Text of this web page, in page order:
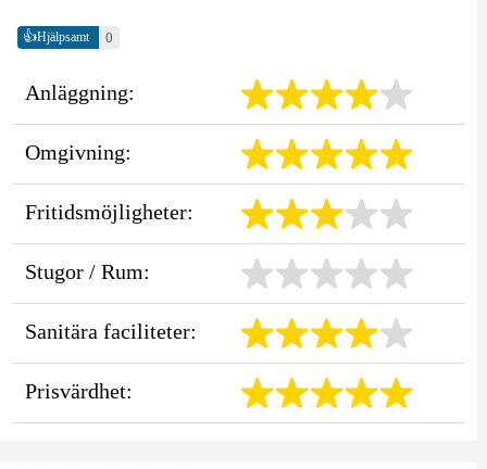
👍Hjälpsamt 0
Anläggning:
Omgivning:
Fritidsmöjligheter:
Stugor / Rum:
Sanitära faciliteter:
Prisvärdhet: